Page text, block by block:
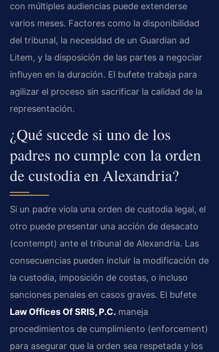
con múltiples audiencias puede extenderse
varios meses. Factores como la disponibilidad
del tribunal, la necesidad de un Guardian ad
Litem, y la disposición de las partes a negociar
influyen en la duración. El bufete trabaja para
agilizar el proceso sin sacrificar la calidad de la
representación.
¿Qué sucede si uno de los
padres no cumple con la orden
de custodia en Alexandria?
Si un padre viola una orden de custodia legal, el
otro puede presentar una acción de desacato
(contempt) ante el tribunal de Alexandria. Las
consecuencias pueden incluir la modificación de
la custodia, imposición de costas, o incluso
sanciones penales en casos graves. El bufete
Law Offices Of SRIS, P.C. maneja
procedimientos de cumplimiento (enforcement)
para asegurar que la orden sea respetada y los